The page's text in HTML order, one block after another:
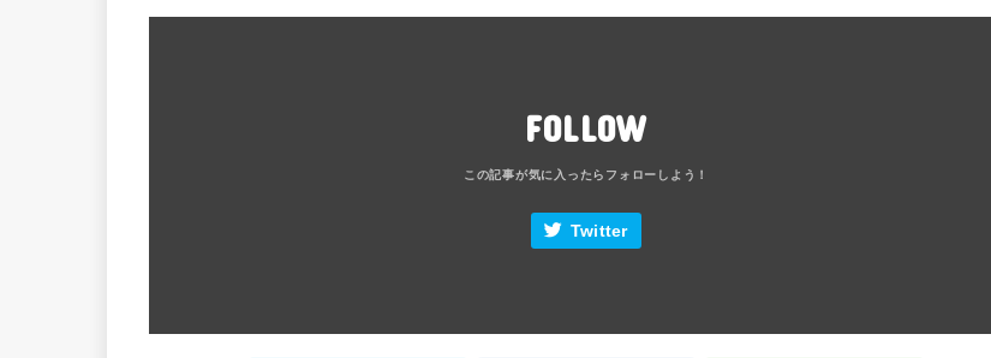
FOLLOW
Twitter